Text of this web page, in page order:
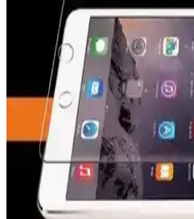
Z-Mobile Nano Esnek Kırılmaz
13.3 inç modelleri için yüksek
kalitesi sunan koruyucu ile
karşı koruyun.
Karartmalı Ekran
Kullanım İpuçları
Günümüzde taşınabilir cihazlar için
koruyucular, göz yorgunluğunu
çeşitli modeller ve kullanım
Kvy Xiaomi Mi 11I Nano
İncelemesi ve Özellikleri